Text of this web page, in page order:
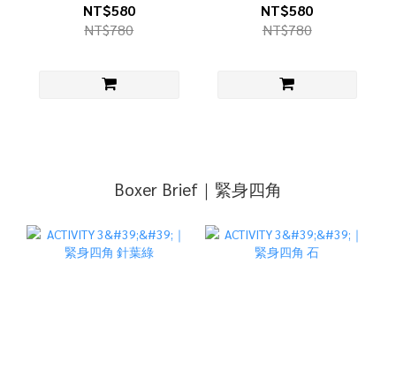
NT$580
NT$780
NT$580
NT$780
Boxer Brief｜緊身四角